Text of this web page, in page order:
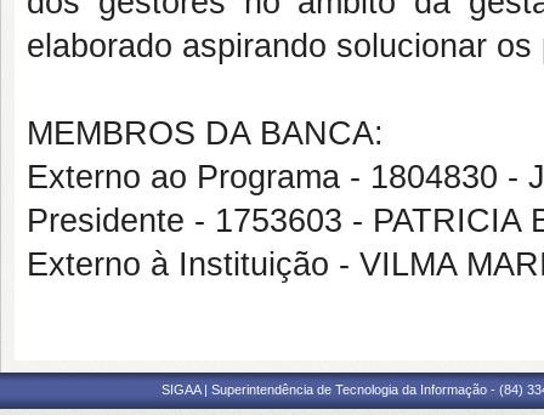
elaborado aspirando solucionar
MEMBROS DA BANCA:
Externo ao Programa - 1804830 -
Presidente - 1753603 - PATRICIA
Externo à Instituição - VILMA
SIGAA | Superintendência de Tecnologia da Informação - (84)